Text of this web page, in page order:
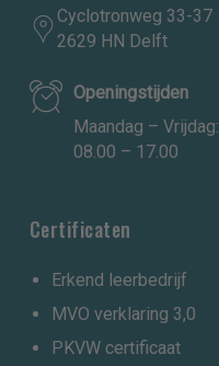
Cyclotronweg 33-37
2629 HN Delft
Openingstijden
Maandag – Vrijdag:
08.00 – 17.00
Certificaten
Erkend leerbedrijf
MVO verklaring 3,0
PKVW certificaat